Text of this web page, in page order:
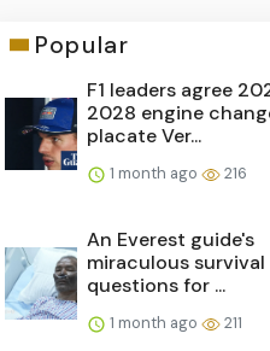
Popular
F1 leaders agree
2028 engine
placate Ver...
1 month ago 216
An Everest guide's
miraculous survival
questions for ...
1 month ago 211